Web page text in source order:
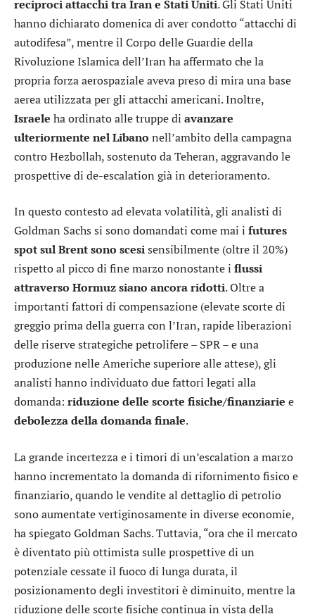
reciproci attacchi tra Iran e Stati Uniti. Gli Stati Uniti
hanno dichiarato domenica di aver condotto “attacchi di
autodifesa”, mentre il Corpo delle Guardie della
Rivoluzione Islamica dell’Iran ha affermato che la
propria forza aerospaziale aveva preso di mira una base
aerea utilizzata per gli attacchi americani. Inoltre,
Israele ha ordinato alle truppe di avanzare
ulteriormente nel Libano nell’ambito della campagna
contro Hezbollah, sostenuto da Teheran, aggravando le
prospettive di de-escalation già in deterioramento.
In questo contesto ad elevata volatilità, gli analisti di
Goldman Sachs si sono domandati come mai i futures
spot sul Brent sono scesisensibilmente (oltre il 20%)
rispetto al picco di fine marzo nonostante i flussi
attraverso Hormuz siano ancora ridotti. Oltre a
importanti fattori di compensazione (elevate scorte di
greggio prima della guerra con l’Iran, rapide liberazioni
delle riserve strategiche petrolifere – SPR – e una
produzione nelle Americhe superiore alle attese), gli
analisti hanno individuato due fattori legati alla
domanda: riduzione delle scorte fisiche/finanziarie e
debolezza della domanda finale.
La grande incertezza e i timori di un’escalation a marzo
hanno incrementato la domanda di rifornimento fisico e
finanziario, quando le vendite al dettaglio di petrolio
sono aumentate vertiginosamente in diverse economie,
ha spiegato Goldman Sachs. Tuttavia, “ora che il mercato
è diventato più ottimista sulle prospettive di un
potenziale cessate il fuoco di lunga durata, il
posizionamento degli investitori è diminuito, mentre la
riduzione delle scorte fisiche continua in vista della